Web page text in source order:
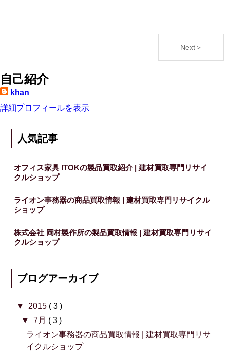
Next＞
自己紹介
khan
詳細プロフィールを表示
人気記事
オフィス家具 ITOKの製品買取紹介 | 建材買取専門リサイ
クルショップ
ライオン事務器の商品買取情報 | 建材買取専門リサイクル
ショップ
株式会社 岡村製作所の製品買取情報 | 建材買取専門リサイ
クルショップ
ブログアーカイブ
▼ 2015 ( 3 )
▼7月 ( 3 )
ライオン事務器の商品買取情報 | 建材買取専門リサ
イクルショップ